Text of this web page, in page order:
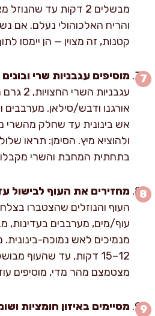
מבשלים 2 דקות עד
והריח האלכוהולי נעלם. אם
קטנות, זה מצוין — הן יימסו
מוסיפים עגבניות שרי
עגבניות
אש בינונית עד שחלק מהשרי
ולהוציא מיץ. הסימן: תראו
בתחתית המחבת והשרי
מחזירים את העוף לבישול
העוף והנוזלים שהצטברו
עוף/מים, מערבבים בעדינות,
מנמיכים לאש נמוכה-
12–15 דקות, עד שהעוף
מצטמצם מהר מדי, מוסיפים עוד 30–60 מ"ל
מסיימים באיזון חומציות